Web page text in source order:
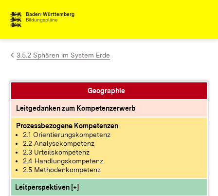
Zum Inhalt springen
Baden-Württemberg
Bildungspläne
3.5.2 Sphären im System Erde
Geographie
Leitgedanken zum Kompetenzerwerb
Prozessbezogene Kompetenzen
2.1 Orientierungskompetenz
2.2 Analysekompetenz
2.3 Urteilskompetenz
2.4 Handlungskompetenz
2.5 Methodenkompetenz
Leitperspektiven [+]